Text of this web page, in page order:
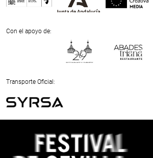
Next
Con el apoyo de:
Next
Transporte Oficial:
Previous